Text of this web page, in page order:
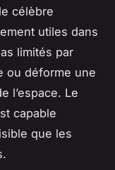
célèbre
utiles dans
limités par
ou déforme une
l’espace. Le
capable
que les